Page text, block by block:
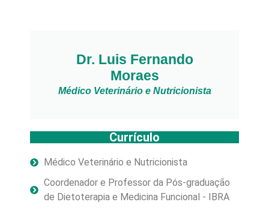
Dr. Luis Fernando
Moraes
Médico Veterinário e Nutricionista
Currículo
Médico Veterinário e Nutricionista
Coordenador e Professor da Pós-graduação
de Dietoterapia e Medicina Funcional - IBRA